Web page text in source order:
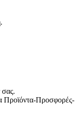
σας.
Προϊόντα-Προσφορές-